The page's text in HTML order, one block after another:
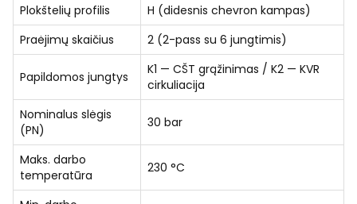
Plokštelių profilis
H (didesnis chevron kampas)
Praėjimų skaičius
2 (2-pass su 6 jungtimis)
Papildomos jungtys
K1 — CŠT grąžinimas / K2 — KVR
cirkuliacija
Nominalus slėgis
(PN)
30 bar
Maks. darbo
temperatūra
230 °C